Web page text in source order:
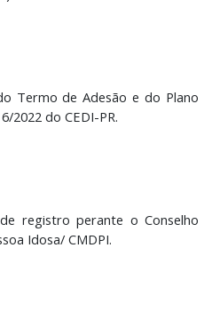
Termo de Adesão e do Plano
2022 do CEDI-PR.
registro perante o Conselho
Idosa/ CMDPI.